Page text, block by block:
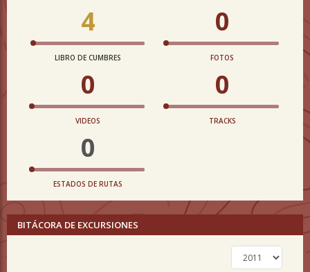
4
LIBRO DE CUMBRES
0
FOTOS
0
VIDEOS
0
TRACKS
0
ESTADOS DE RUTAS
BITÁCORA DE EXCURSIONES